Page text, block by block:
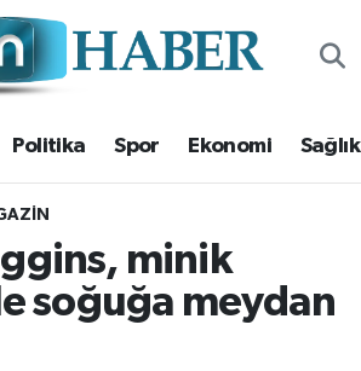
Politika Spor Ekonomi Sağlık
minik
soğuğa meydan
Durumu ve Fikstür